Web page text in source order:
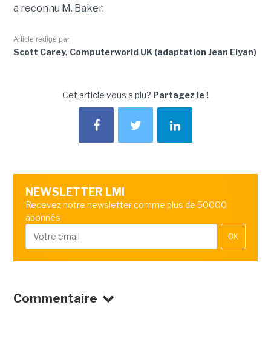
a reconnu M. Baker.
Article rédigé par
Scott Carey, Computerworld UK (adaptation Jean Elyan)
Cet article vous a plu? Partagez le !
NEWSLETTER LMI
Recevez notre newsletter comme plus de 50000
abonnés
OK
Commentaire